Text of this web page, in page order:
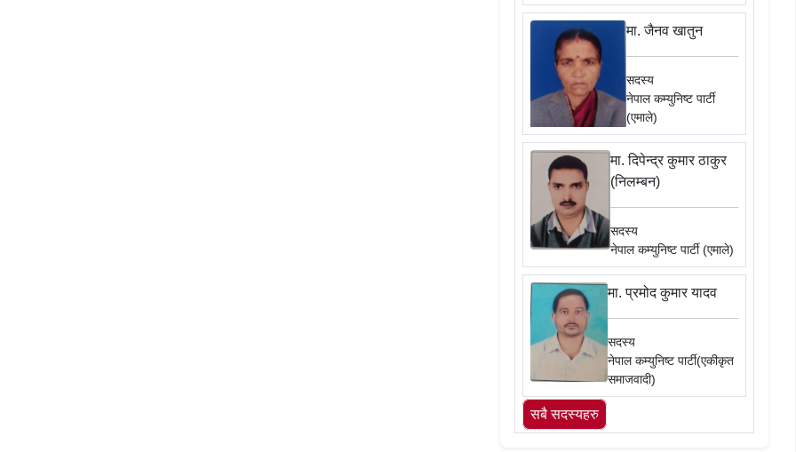
मा. जैनव खातुन
सदस्य
नेपाल कम्युनिष्ट पार्टी
(एमाले)
मा. दिपेन्द्र कुमार ठाकुर
(निलम्बन)
सदस्य
नेपाल कम्युनिष्ट पार्टी (एमाले)
मा. प्रमोद कुमार यादव
सदस्य
नेपाल कम्युनिष्ट पार्टी(एकीकृत
समाजवादी)
सबै सदस्यहरु